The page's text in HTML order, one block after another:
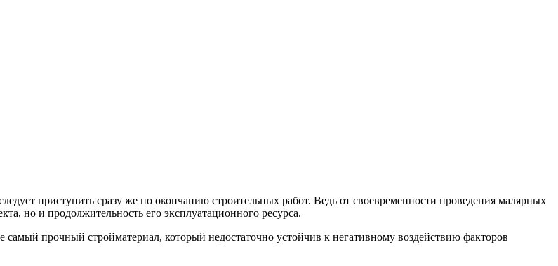
приступить сразу же по окончанию строительных работ. Ведь от своевременности проведения малярных
но и продолжительность его эксплуатационного ресурса.
прочный стройматериал, который недостаточно устойчив к негативному воздействию факторов